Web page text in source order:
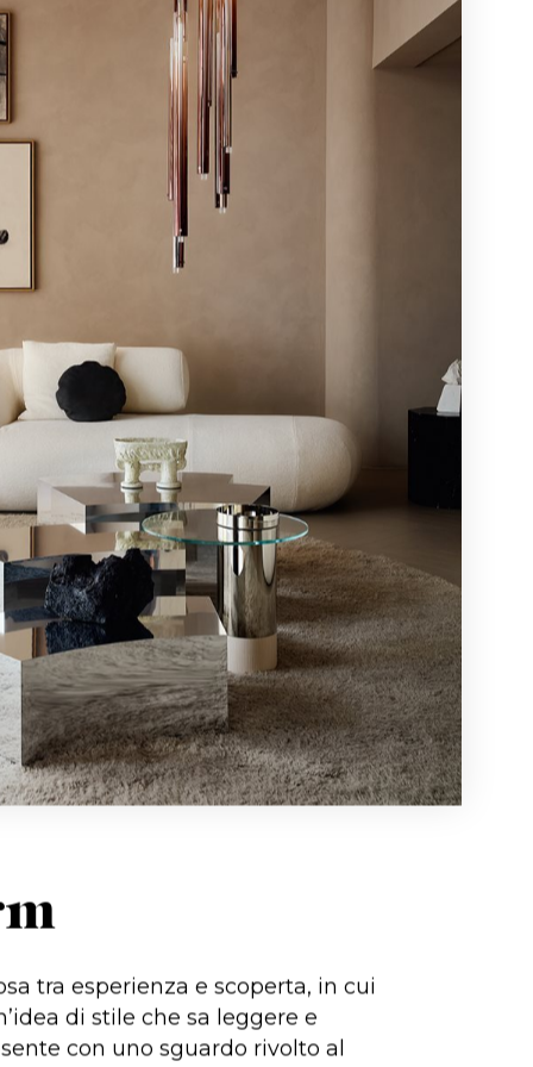
tra esperienza e scoperta, in cui
di stile che sa leggere e
con uno sguardo rivolto al